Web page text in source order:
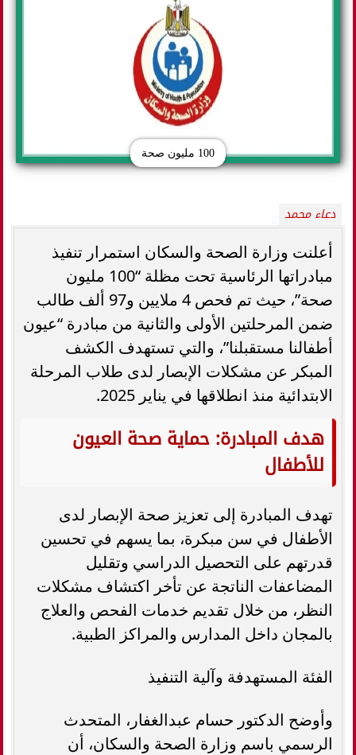
100 مليون صحة
دعاء محمد
أعلنت وزارة الصحة والسكان استمرار تنفيذ
مبادراتها الرئاسية تحت مظلة “100 مليون
صحة”، حيث تم فحص 4 ملايين و97 ألف طالب
ضمن المرحلتين الأولى والثانية من مبادرة “عيون
أطفالنا مستقبلنا”، والتي تستهدف الكشف
المبكر عن مشكلات الإبصار لدى طلاب المرحلة
الابتدائية منذ انطلاقها في يناير 2025.
هدف المبادرة: حماية صحة العيون
للأطفال
تهدف المبادرة إلى تعزيز صحة الإبصار لدى
الأطفال في سن مبكرة، بما يسهم في تحسين
قدرتهم على التحصيل الدراسي وتقليل
المضاعفات الناتجة عن تأخر اكتشاف مشكلات
النظر، من خلال تقديم خدمات الفحص والعلاج
بالمجان داخل المدارس والمراكز الطبية.
الفئة المستهدفة وآلية التنفيذ
وأوضح الدكتور حسام عبدالغفار، المتحدث
الرسمي باسم وزارة الصحة والسكان، أن